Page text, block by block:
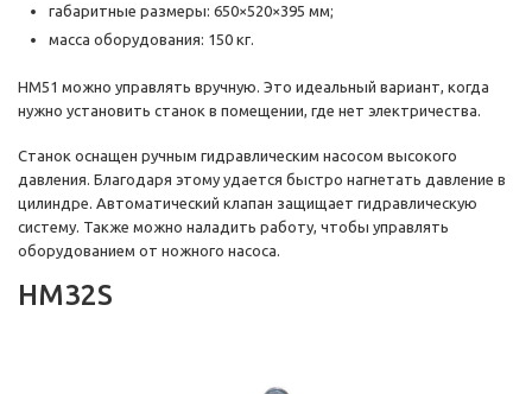
габаритные размеры: 650×520×395 мм;
масса оборудования: 150 кг.
HM51 можно управлять вручную. Это идеальный вариант, когда
нужно установить станок в помещении, где нет электричества.
Станок оснащен ручным гидравлическим насосом высокого
давления. Благодаря этому удается быстро нагнетать давление в
цилиндре. Автоматический клапан защищает гидравлическую
систему. Также можно наладить работу, чтобы управлять
оборудованием от ножного насоса.
HM32S